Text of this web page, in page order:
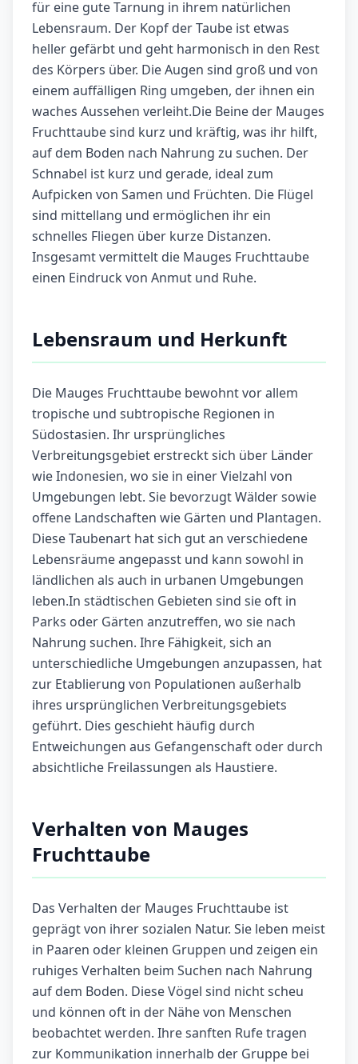
für eine gute Tarnung in ihrem natürlichen
Lebensraum. Der Kopf der Taube ist etwas
heller gefärbt und geht harmonisch in den Rest
des Körpers über. Die Augen sind groß und von
einem auffälligen Ring umgeben, der ihnen ein
waches Aussehen verleiht.Die Beine der Mauges
Fruchttaube sind kurz und kräftig, was ihr hilft,
auf dem Boden nach Nahrung zu suchen. Der
Schnabel ist kurz und gerade, ideal zum
Aufpicken von Samen und Früchten. Die Flügel
sind mittellang und ermöglichen ihr ein
schnelles Fliegen über kurze Distanzen.
Insgesamt vermittelt die Mauges Fruchttaube
einen Eindruck von Anmut und Ruhe.
Lebensraum und Herkunft
Die Mauges Fruchttaube bewohnt vor allem
tropische und subtropische Regionen in
Südostasien. Ihr ursprüngliches
Verbreitungsgebiet erstreckt sich über Länder
wie Indonesien, wo sie in einer Vielzahl von
Umgebungen lebt. Sie bevorzugt Wälder sowie
offene Landschaften wie Gärten und Plantagen.
Diese Taubenart hat sich gut an verschiedene
Lebensräume angepasst und kann sowohl in
ländlichen als auch in urbanen Umgebungen
leben.In städtischen Gebieten sind sie oft in
Parks oder Gärten anzutreffen, wo sie nach
Nahrung suchen. Ihre Fähigkeit, sich an
unterschiedliche Umgebungen anzupassen, hat
zur Etablierung von Populationen außerhalb
ihres ursprünglichen Verbreitungsgebiets
geführt. Dies geschieht häufig durch
Entweichungen aus Gefangenschaft oder durch
absichtliche Freilassungen als Haustiere.
Verhalten von Mauges
Fruchttaube
Das Verhalten der Mauges Fruchttaube ist
geprägt von ihrer sozialen Natur. Sie leben meist
in Paaren oder kleinen Gruppen und zeigen ein
ruhiges Verhalten beim Suchen nach Nahrung
auf dem Boden. Diese Vögel sind nicht scheu
und können oft in der Nähe von Menschen
beobachtet werden. Ihre sanften Rufe tragen
zur Kommunikation innerhalb der Gruppe bei